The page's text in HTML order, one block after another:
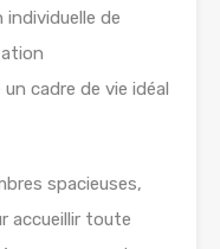
de
cadre de vie idéal
spacieuses,
accueillir toute